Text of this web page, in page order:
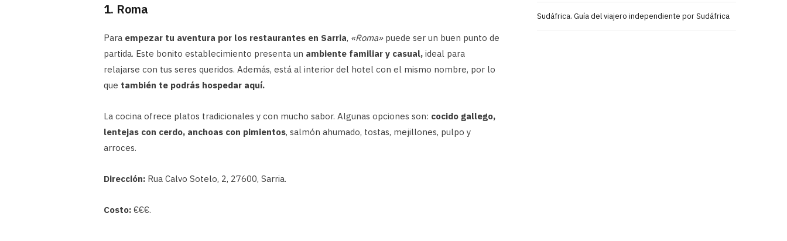
1. Roma
Para empezar tu aventura por los restaurantes en Sarria, «Roma»puede ser un buen punto de
partida. Este bonito establecimiento presenta un ambiente familiar y casual, ideal para
relajarse con tus seres queridos. Además, está al interior del hotel con el mismo nombre, por lo
que también te podrás hospedar aquí.
La cocina ofrece platos tradicionales y con mucho sabor. Algunas opciones son: cocido gallego,
lentejas con cerdo, anchoas con pimientos, salmón ahumado, tostas, mejillones, pulpo y
arroces.
Dirección: Rua Calvo Sotelo, 2, 27600, Sarria.
Costo: €€€.
Sudáfrica. Guía del viajero independiente por Sudáfrica